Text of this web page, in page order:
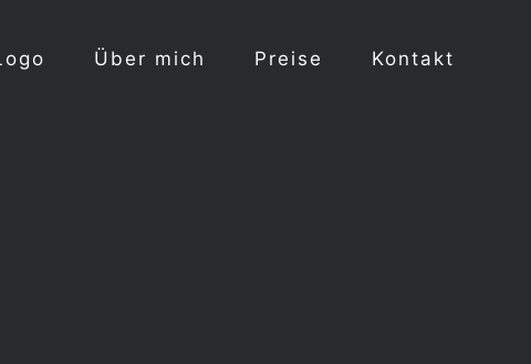
Über mich Preise Kontakt